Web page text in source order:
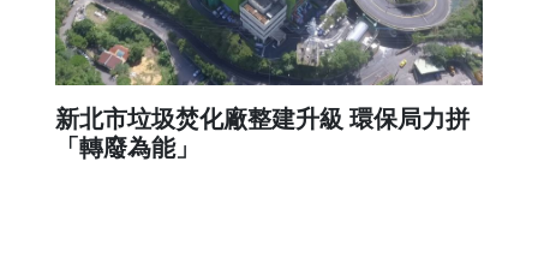
新北市垃圾焚化廠整建升級 環保局力拼
「轉廢為能」